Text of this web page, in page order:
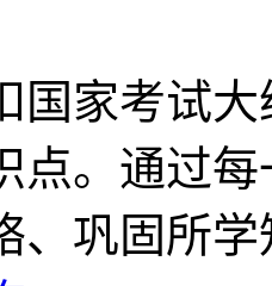
国家考试
点。通过
、巩固所学